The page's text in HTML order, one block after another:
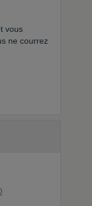
vous
ne courrez